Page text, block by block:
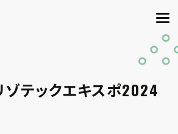
ゾテックエキスポ2024